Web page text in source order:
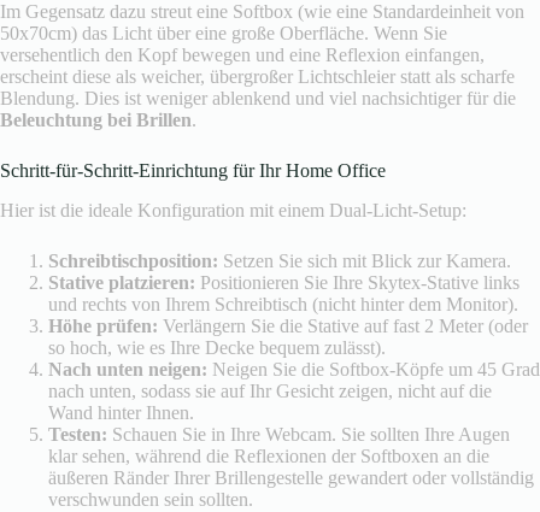
Im Gegensatz dazu streut eine Softbox (wie eine Standardeinheit von
50x70cm) das Licht über eine große Oberfläche. Wenn Sie
versehentlich den Kopf bewegen und eine Reflexion einfangen,
erscheint diese als weicher, übergroßer Lichtschleier statt als scharfe
Blendung. Dies ist weniger ablenkend und viel nachsichtiger für die
Beleuchtung bei Brillen.
Schritt-für-Schritt-Einrichtung für Ihr Home Office
Hier ist die ideale Konfiguration mit einem Dual-Licht-Setup:
Schreibtischposition: Setzen Sie sich mit Blick zur Kamera.
Stative platzieren: Positionieren Sie Ihre Skytex-Stative links
und rechts von Ihrem Schreibtisch (nicht hinter dem Monitor).
Höhe prüfen: Verlängern Sie die Stative auf fast 2 Meter (oder
so hoch, wie es Ihre Decke bequem zulässt).
Nach unten neigen: Neigen Sie die Softbox-Köpfe um 45 Grad
nach unten, sodass sie auf Ihr Gesicht zeigen, nicht auf die
Wand hinter Ihnen.
Testen: Schauen Sie in Ihre Webcam. Sie sollten Ihre Augen
klar sehen, während die Reflexionen der Softboxen an die
äußeren Ränder Ihrer Brillengestelle gewandert oder vollständig
verschwunden sein sollten.